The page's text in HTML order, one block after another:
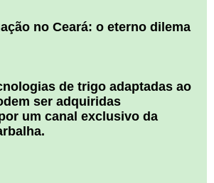
no Ceará: o eterno dilema
de trigo adaptadas ao
ser adquiridas
um canal exclusivo da